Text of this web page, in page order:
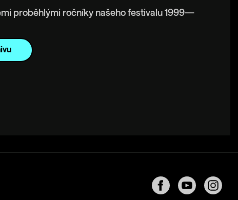
proběhlými ročníky našeho festivalu 1999—